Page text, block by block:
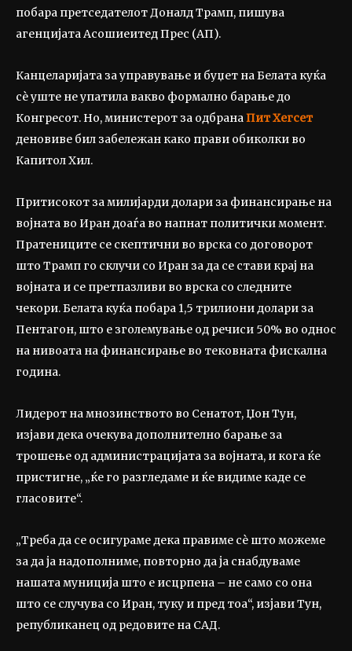
побара претседателот Доналд Трамп, пишува
агенцијата Асошиеитед Прес (АП).
Канцеларијата за управување и буџет на Белата куќа
сè уште не упатила вакво формално барање до
Конгресот. Но, министерот за одбранаПит Хегсет
деновиве бил забележан како прави обиколки во
Капитол Хил.
Притисокот за милијарди долари за финансирање на
војната во Иран доаѓа во напнат политички момент.
Пратениците се скептични во врска со договорот
што Трамп го склучи со Иран за да се стави крај на
војната и се претпазливи во врска со следните
чекори. Белата куќа побара 1,5 трилиони долари за
Пентагон, што е зголемување од речиси 50% во однос
на нивоата на финансирање во тековната фискална
година.
Лидерот на мнозинството во Сенатот, Џон Тун,
изјави дека очекува дополнително барање за
трошење од администрацијата за војната, и кога ќе
пристигне, „ќе го разгледаме и ќе видиме каде се
гласовите“.
„Треба да се осигураме дека правиме сè што можеме
за да ја надополниме, повторно да ја снабдуваме
нашата муниција што е исцрпена – не само со она
што се случува со Иран, туку и пред тоа“, изјави Тун,
републиканец од редовите на САД.